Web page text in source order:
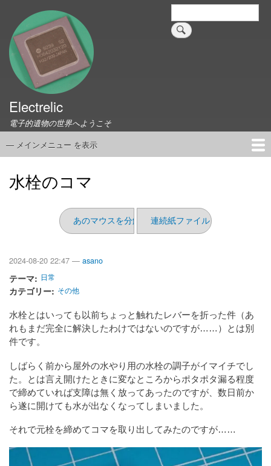
検
索
Electrelic
電子的遺物の世界へようこそ
メ
メ
— メインメニュー を表示
ホーム
EMILY Board
Universal Monitor
コネクタ資料集
このサイトについて
リンク集
水栓のコマ
あのマウスを分解してみた連続紙ファイル その2
2024-08-20 22:47 — asano
テーマ 日常
カテゴリー その他
水栓とはいっても以前ちょっと触れたレバーを折った件（あ
れもまだ完全に解決したわけではないのですが……）とは別
件です。
しばらく前から屋外の水やり用の水栓の調子がイマイチでし
た。とは言え開けたときに変なところからポタポタ漏る程度
で締めていれば支障は無く放ってあったのですが、数日前か
ら遂に開けても水が出なくなってしまいました。
それで元栓を締めてコマを取り出してみたのですが……